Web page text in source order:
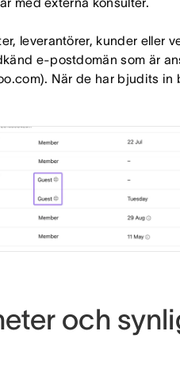
leverantörer, kunder eller
e-postdomän som är
När de har bjudits
och